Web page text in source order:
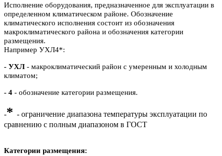
Исполнение оборудования, предназначенное для эксплуатации в
определенном климатическом районе. Обозначение
климатического исполнения состоит из обозначения
макроклиматического района и обозначения категории
размещения.
Например УХЛ4*:
- УХЛ - макроклиматический район с умеренным и холодным
климатом;
- 4 - обозначение категории размещения.
-* - ограничение диапазона температуры эксплуатации по
сравнению с полным диапазоном в ГОСТ
Категории размещения: